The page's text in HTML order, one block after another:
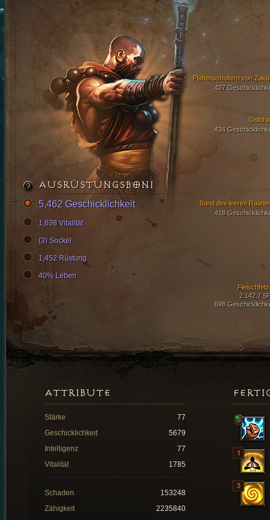
434
Plattenschultern von
427
2.142,7
698
Band des leeren
418
AUSRÜSTUNGSBONI
5,462 Geschicklichkeit
1,638 Vitalität
(3) Sockel
1,452 Rüstung
40% Leben
ATTRIBUTE
Stärke
77
Geschicklichkeit
5679
Intelligenz
77
Vitalität
1785
Schaden
153248
Zähigkeit
2235840